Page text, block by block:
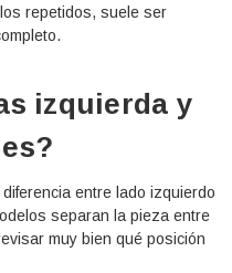
repetidos, suele ser
izquierda y
entre lado izquierdo
separan la pieza entre
muy bien qué posición